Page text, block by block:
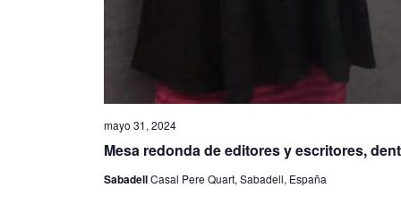
Mesa redonda de editores y escritores,
mayo 31, 2024
SabadellCasal Pere Quart, Sabadell, España